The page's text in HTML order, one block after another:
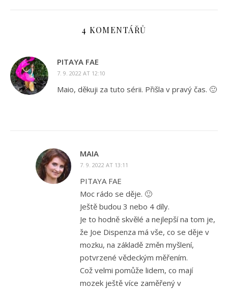
4 KOMENTÁŘŮ
PITAYA FAE
7. 9. 2022 AT 12:10
Maio, děkuji za tuto sérii. Přišla v pravý čas. 🙂
MAIA
7. 9. 2022 AT 13:11
PITAYA FAE
Moc rádo se děje. 🙂
Ještě budou 3 nebo 4 díly.
Je to hodně skvělé a nejlepší na tom je,
že Joe Dispenza má vše, co se děje v
mozku, na základě změn myšlení,
potvrzené vědeckým měřením.
Což velmi pomůže lidem, co mají
mozek ještě více zaměřený v